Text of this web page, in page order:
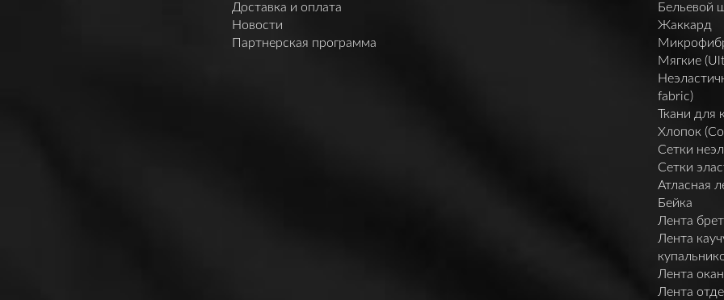
Доставка и оплата
Новости
Партнерская программа
Бельевой
Жаккард
Мягкие
fabric)
Ткани для
Хлопок
Сетки
Сетки
Атласная
Бейка
Лента
Лента
Лента
Лента